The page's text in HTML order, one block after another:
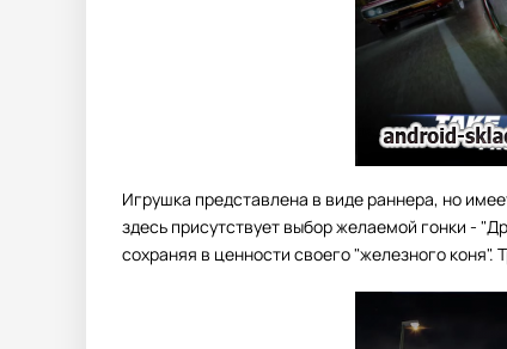
Игрушка представлена в виде раннера, но
здесь присутствует выбор желаемой гонки -
сохраняя в ценности своего "железного